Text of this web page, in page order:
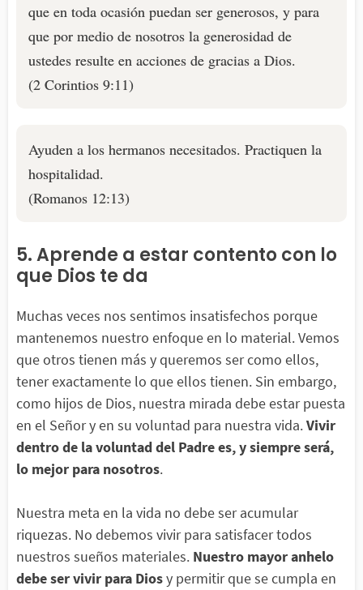
que en toda ocasión puedan ser generosos, y para
que por medio de nosotros la generosidad de
ustedes resulte en acciones de gracias a Dios.
(2 Corintios 9:11)
Ayuden a los hermanos necesitados. Practiquen la
hospitalidad.
(Romanos 12:13)
5. Aprende a estar contento con lo
que Dios te da
Muchas veces nos sentimos insatisfechos porque
mantenemos nuestro enfoque en lo material. Vemos
que otros tienen más y queremos ser como ellos,
tener exactamente lo que ellos tienen. Sin embargo,
como hijos de Dios, nuestra mirada debe estar puesta
en el Señor y en su voluntad para nuestra vida.Vivir
dentro de la voluntad del Padre es, y siempre será,
lo mejor para nosotros.
Nuestra meta en la vida no debe ser acumular
riquezas. No debemos vivir para satisfacer todos
nuestros sueños materiales. Nuestro mayor anhelo
debe ser vivir para Diosy permitir que se cumpla en